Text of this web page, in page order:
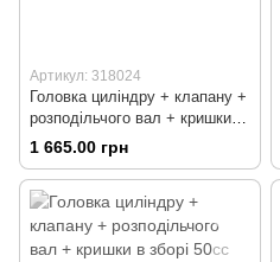
Артикул: 318024
Головка циліндру + клапану +
розподільчого вал + кришки в
зборі 70сс TA-008-DELTA-
1 665.00 грн